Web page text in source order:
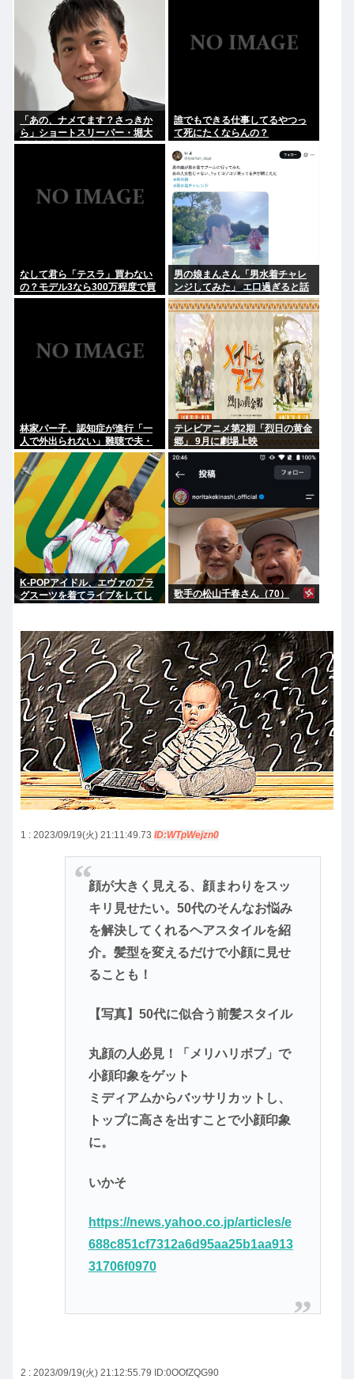
「あの、ナメてます？さっきか
ら」ショートスリーパー・堀大
輔氏が高須幹弥氏にブチギレ
誰でもできる仕事してるやつっ
て死にたくならんの？
なして君ら「テスラ」買わない
の？モデル3なら300万程度で買
える.コスパ最強車がここにある
男の娘まんさん「男水着チャレ
ンジしてみた」 エ口過ぎると話
題に
林家パー子、認知症が進行「一
人で外出られない」難聴で夫・
ペーと「筆談」…自宅全焼から
約1年
テレビアニメ第2期「烈日の黄金
郷」 9月に劇場上映
K-POPアイドル、エヴァのプラ
グスーツを着てライブをしてし
歌手の松山千春さん（70）
1 : 2023/09/19(火) 21:11:49.73 ID:WTpWejzn0
顔が大きく見える、顔まわりをスッ
キリ見せたい。50代のそんなお悩み
を解決してくれるヘアスタイルを紹
介。髪型を変えるだけで小顔に見せ
ることも！
【写真】50代に似合う前髪スタイル
丸顔の人必見！「メリハリボブ」で
小顔印象をゲット
ミディアムからバッサリカットし、
トップに高さを出すことで小顔印象
に。
いかそ
https://news.yahoo.co.jp/articles/e
688c851cf7312a6d95aa25b1aa913
31706f0970
2 : 2023/09/19(火) 21:12:55.79 ID:0OOfZQG90